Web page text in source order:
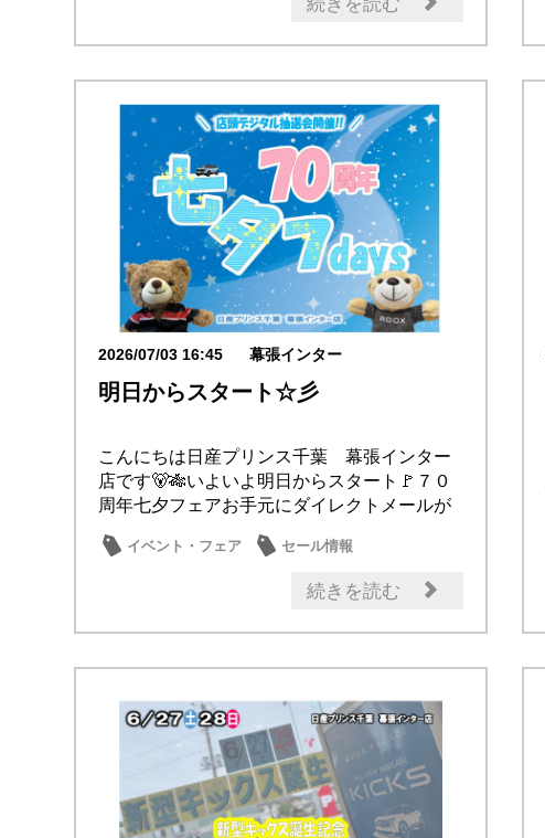
2026/07/03 16:45 幕張インター
明日からスタート☆彡
こんにちは日産プリンス千葉 幕張インター
店です🐻🎋いよいよ明日からスタート🚩７０
周年七夕フェアお手元にダイレクトメールが
イベント・フェア
セール情報
成約特典
続きを読む